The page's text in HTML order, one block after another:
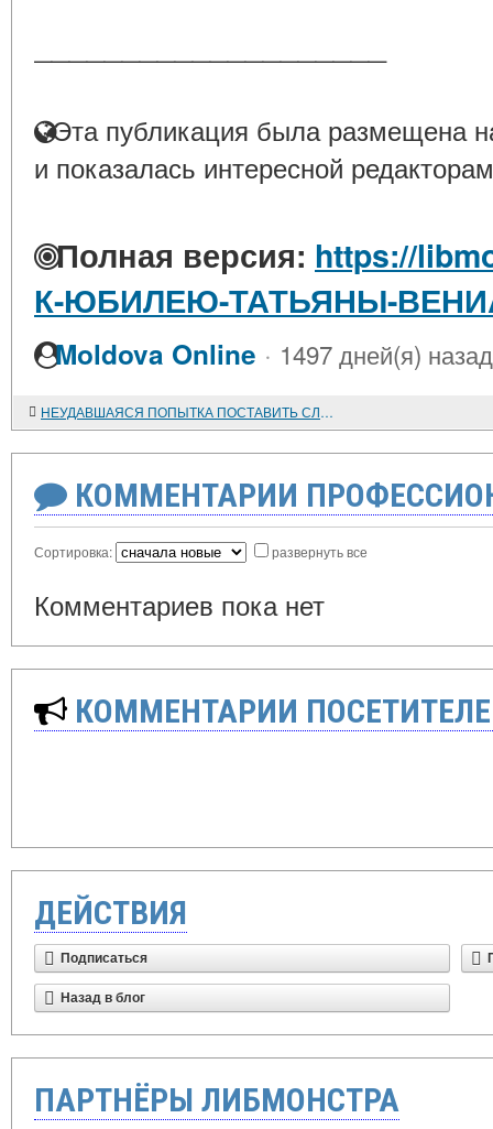
Эта публикация была размещена
и показалась интересной
Полная версия: https://
К-ЮБИЛЕЮ-ТАТЬЯНЫ-
Moldova Online · 1497 дней(я) назад
НЕУДАВШАЯСЯ ПОПЫТКА ПОСТАВИТЬ СЛОВАЦКИЙ ВОПРОС НА ПАРИЖСКОЙ МИРНОЙ КОНФЕРЕНЦИИ 1919 ГОДА
КОММЕНТАРИИ
Сортировка: развернуть все
Комментариев пока нет
КОММЕНТАРИИ
ДЕЙСТВИЯ
Подписаться
Назад в блог
ПАРТНЁРЫ ЛИБМОНСТРА